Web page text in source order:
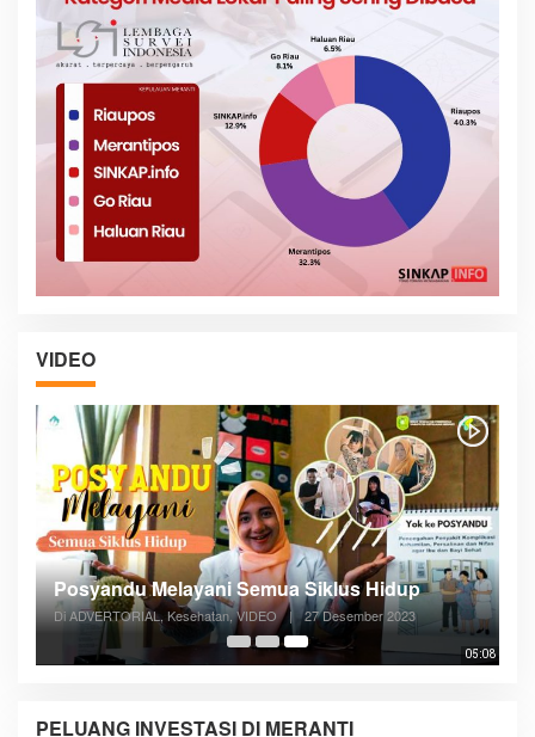
VIDEO
05:08
Posyandu Melayani Semua Siklus Hidup
Di ADVERTORIAL, Kesehatan, VIDEO | 27 Desember 2023
PELUANG INVESTASI DI MERANTI